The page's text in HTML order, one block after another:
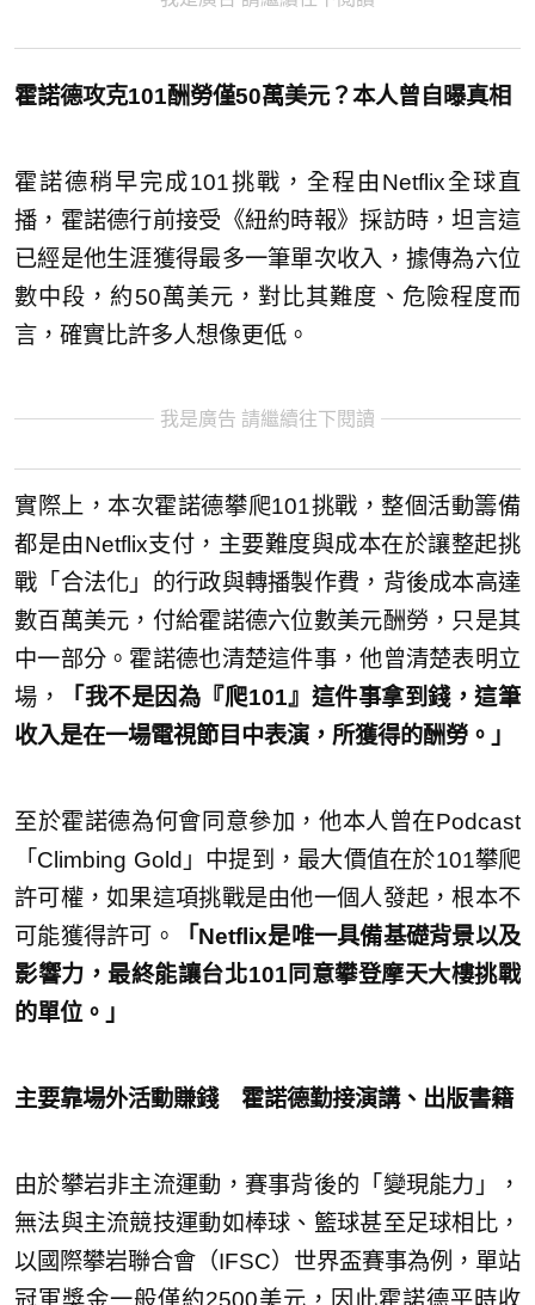
霍諾德攻克101酬勞僅50萬美元？本人曾自曝真相
霍諾德稍早完成101挑戰，全程由Netflix全球直
播，霍諾德行前接受《紐約時報》採訪時，坦言這
已經是他生涯獲得最多一筆單次收入，據傳為六位
數中段，約50萬美元，對比其難度、危險程度而
言，確實比許多人想像更低。
我是廣告 請繼續往下閱讀
實際上，本次霍諾德攀爬101挑戰，整個活動籌備
都是由Netflix支付，主要難度與成本在於讓整起挑
戰「合法化」的行政與轉播製作費，背後成本高達
數百萬美元，付給霍諾德六位數美元酬勞，只是其
中一部分。霍諾德也清楚這件事，他曾清楚表明立
場，
「我不是因為『爬101』這件事拿到錢，這筆
收入是在一場電視節目中表演，所獲得的酬勞。」
至於霍諾德為何會同意參加，他本人曾在Podcast
「Climbing Gold」中提到，最大價值在於101攀爬
許可權，如果這項挑戰是由他一個人發起，根本不
可能獲得許可。
「Netflix是唯一具備基礎背景以及
影響力，最終能讓台北101同意攀登摩天大樓挑戰
的單位。」
主要靠場外活動賺錢 霍諾德勤接演講、出版書籍
由於攀岩非主流運動，賽事背後的「變現能力」，
無法與主流競技運動如棒球、籃球甚至足球相比，
以國際攀岩聯合會（IFSC）世界盃賽事為例，單站
冠軍獎金一般僅約2500美元，因此霍諾德平時收